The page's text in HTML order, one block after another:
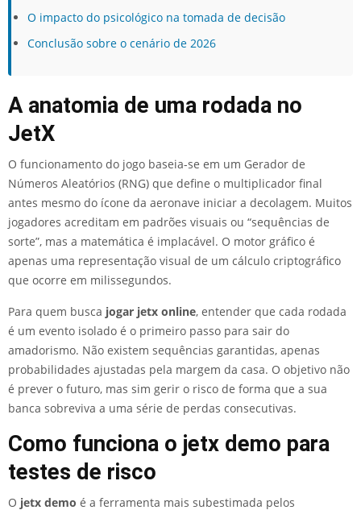
O impacto do psicológico na tomada de decisão
Conclusão sobre o cenário de 2026
A anatomia de uma rodada no
JetX
O funcionamento do jogo baseia-se em um Gerador de
Números Aleatórios (RNG) que define o multiplicador final
antes mesmo do ícone da aeronave iniciar a decolagem. Muitos
jogadores acreditam em padrões visuais ou “sequências de
sorte”, mas a matemática é implacável. O motor gráfico é
apenas uma representação visual de um cálculo criptográfico
que ocorre em milissegundos.
Para quem busca jogar jetx online, entender que cada rodada
é um evento isolado é o primeiro passo para sair do
amadorismo. Não existem sequências garantidas, apenas
probabilidades ajustadas pela margem da casa. O objetivo não
é prever o futuro, mas sim gerir o risco de forma que a sua
banca sobreviva a uma série de perdas consecutivas.
Como funciona o jetx demo para
testes de risco
O jetx demo é a ferramenta mais subestimada pelos